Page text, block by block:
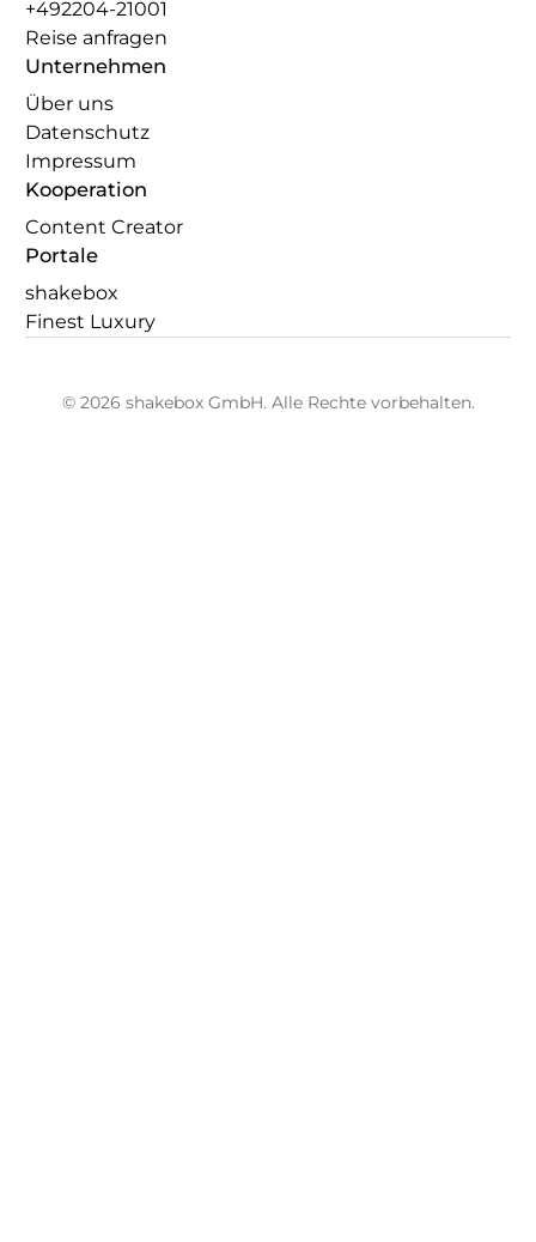
+492204-21001
Reise anfragen
Unternehmen
Über uns
Datenschutz
Impressum
Kooperation
Content Creator
Portale
shakebox
Finest Luxury
© 2026 shakebox GmbH. Alle Rechte vorbehalten.